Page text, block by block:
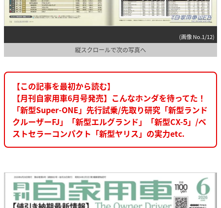
(画像 No.1/12)
縦スクロールで次の写真へ
【この記事を最初から読む】
【月刊自家用車6月号発売】こんなホンダを待ってた！
「新型Super-ONE」先行試乗/先取り研究「新型ランド
クルーザーFJ」「新型エルグランド」「新型CX-5」/ベ
ストセラーコンパクト「新型ヤリス」の実力etc.